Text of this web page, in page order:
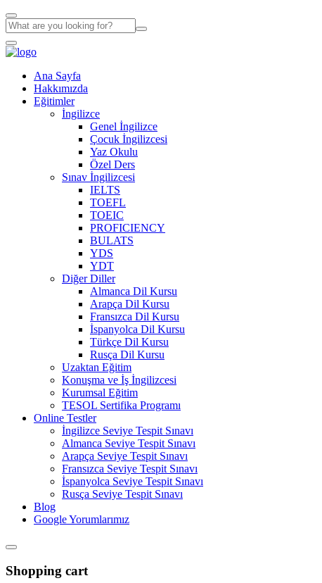
Ana Sayfa
Hakkımızda
Eğitimler
İngilizce
Genel İngilizce
Çocuk İngilizcesi
Yaz Okulu
Özel Ders
Sınav İngilizcesi
IELTS
TOEFL
TOEIC
PROFICIENCY
BULATS
YDS
YDT
Diğer Diller
Almanca Dil Kursu
Arapça Dil Kursu
Fransızca Dil Kursu
İspanyolca Dil Kursu
Türkçe Dil Kursu
Rusça Dil Kursu
Uzaktan Eğitim
Konuşma ve İş İngilizcesi
Kurumsal Eğitim
TESOL Sertifika Programı
Online Testler
İngilizce Seviye Tespit Sınavı
Almanca Seviye Tespit Sınavı
Arapça Seviye Tespit Sınavı
Fransızca Seviye Tespit Sınavı
İspanyolca Seviye Tespit Sınavı
Rusça Seviye Tespit Sınavı
Blog
Google Yorumlarımız
Shopping cart